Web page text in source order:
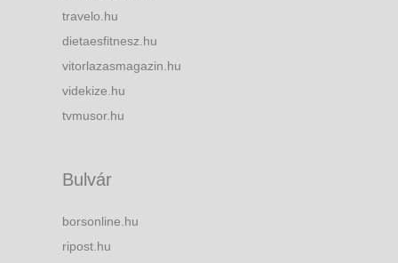
travelo.hu
dietaesfitnesz.hu
vitorlazasmagazin.hu
videkize.hu
tvmusor.hu
Bulvár
borsonline.hu
ripost.hu